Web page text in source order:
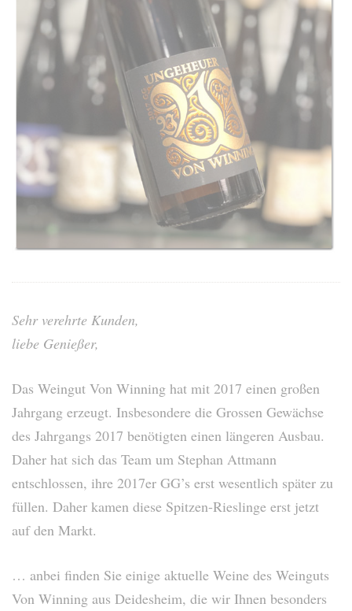
Sehr verehrte Kunden,
liebe Genießer,
Das Weingut Von Winning hat mit 2017 einen großen
Jahrgang erzeugt. Insbesondere die Grossen Gewächse
des Jahrgangs 2017 benötigten einen längeren Ausbau.
Daher hat sich das Team um Stephan Attmann
entschlossen, ihre 2017er GG’s erst wesentlich später zu
füllen. Daher kamen diese Spitzen-Rieslinge erst jetzt
auf den Markt.
… anbei finden Sie einige aktuelle Weine des Weinguts
Von Winning aus Deidesheim, die wir Ihnen besonders